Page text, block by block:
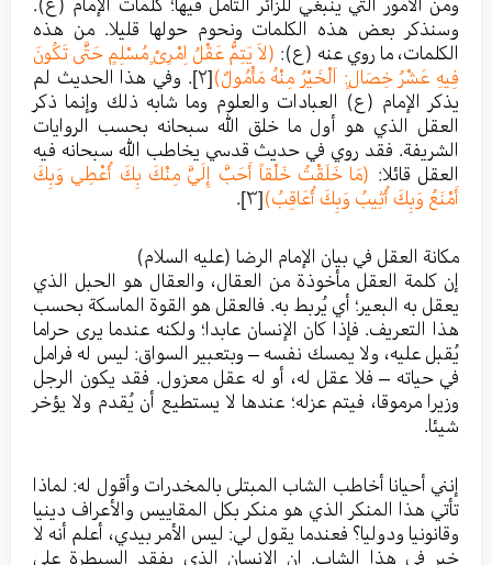
وسنذكر بعض هذه الكلمات ونحوم حولها قليلا. من هذه
الكلمات، ما روي عنه (ع): (لاَ يَتِمُّ عَقْلُ اِمْرِئٍ مُسْلِمٍ حَتَّى تَكُونَ
فِيهِ عَشْرُ خِصَالٍ: اَلْخَيْرُ مِنْهُ مَأْمُولٌ)[٢]
. وفي هذا الحديث لم
يذكر الإمام (ع) العبادات والعلوم وما شابه ذلك وإنما ذكر
العقل الذي هو أول ما خلق الله سبحانه بحسب الروايات
الشريفة. فقد روي في حديث قدسي يخاطب الله سبحانه فيه
العقل قائلا: (مَا خَلَقْتُ خَلْقاً أَحَبَّ إِلَيَّ مِنْكَ بِكَ أُعْطِي وَبِكَ
أَمْنَعُ وَبِكَ أُثِيبُ وَبِكَ أُعَاقِبُ)[٣] .
مكانة العقل في بيان الإمام الرضا (عليه السلام)
إن كلمة العقل مأخوذة من العقال، والعقال هو الحبل الذي
يعقل به البعير؛ أي يُربط به. فالعقل هو القوة الماسكة بحسب
هذا التعريف. فإذا كان الإنسان عابدا؛ ولكنه عندما يرى حراما
يُقبل عليه، ولا يمسك نفسه – وبتعبير السواق: ليس له فرامل
في حياته – فلا عقل له، أو له عقل معزول. فقد يكون الرجل
وزيرا مرموقا، فيتم عزله؛ عندها لا يستطيع أن يُقدم ولا يؤخر
شيئا.
إنني أحيانا أخاطب الشاب المبتلى بالمخدرات وأقول له: لماذا
تأتي هذا المنكر الذي هو منكر بكل المقاييس والأعراف دينيا
وقانونيا ودوليا؟ فعندما يقول لي: ليس الأمر بيدي، أعلم أنه لا
خير في هذا الشاب. إن الإنسان الذي يفقد السيطرة على